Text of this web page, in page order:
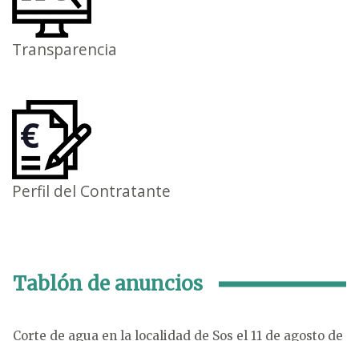
Transparencia
Perfil del Contratante
Tablón de anuncios
Corte de agua en la localidad de Sos el 11 de agosto de